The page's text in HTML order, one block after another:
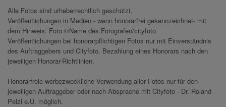
Alle Fotos sind urheberrechtlich geschützt.
Veröffentlichungen in Medien - wenn honorarfrei gekennzeichnet- mit
dem Hinweis: Foto:©Name des Fotografen/cityfoto
Veröffentlichungen bei honorarpflichtigen Fotos nur mit Einverständnis
des Auftraggebers und Cityfoto. Bezahlung eines Honorars nach den
jeweiligen Honorar-Richtlinien.
Honorarfreie werbezweckliche Verwendung aller Fotos nur für den
jeweiligen Auftraggeber oder nach Absprache mit Cityfoto - Dr. Roland
Pelzl e.U. möglich.